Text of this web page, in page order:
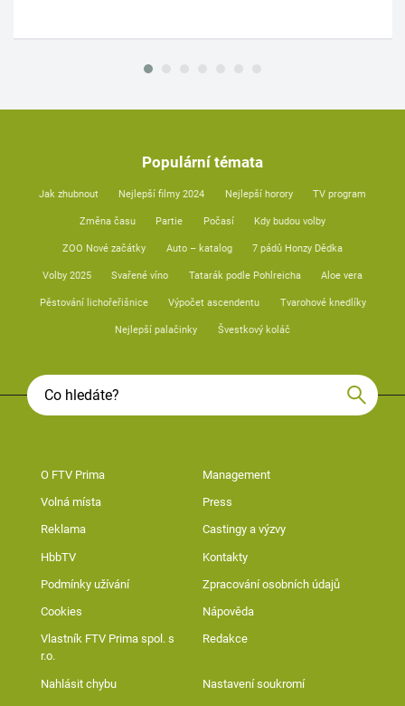
Populární témata
Jak zhubnout Nejlepší filmy 2024 Nejlepší horory TV program
Změna času Partie Počasí Kdy budou volby
ZOO Nové začátky Auto – katalog 7 pádů Honzy Dědka
Volby 2025 Svařené víno Tatarák podle Pohlreicha Aloe vera
Pěstování lichořeřišnice Výpočet ascendentu Tvarohové knedlíky
Nejlepší palačinky Švestkový koláč
O FTV Prima Management
Volná místa Press
Reklama Castingy a výzvy
HbbTV Kontakty
Podmínky užívání Zpracování osobních údajů
Cookies Nápověda
Vlastník FTV Prima spol. s
r.o.
Redakce
Nahlásit chybu Nastavení soukromí